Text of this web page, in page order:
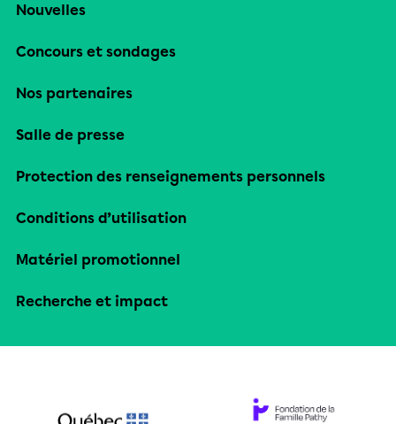
Nouvelles
Concours et sondages
Nos partenaires
Salle de presse
Protection des renseignements personnels
Conditions d’utilisation
Matériel promotionnel
Recherche et impact